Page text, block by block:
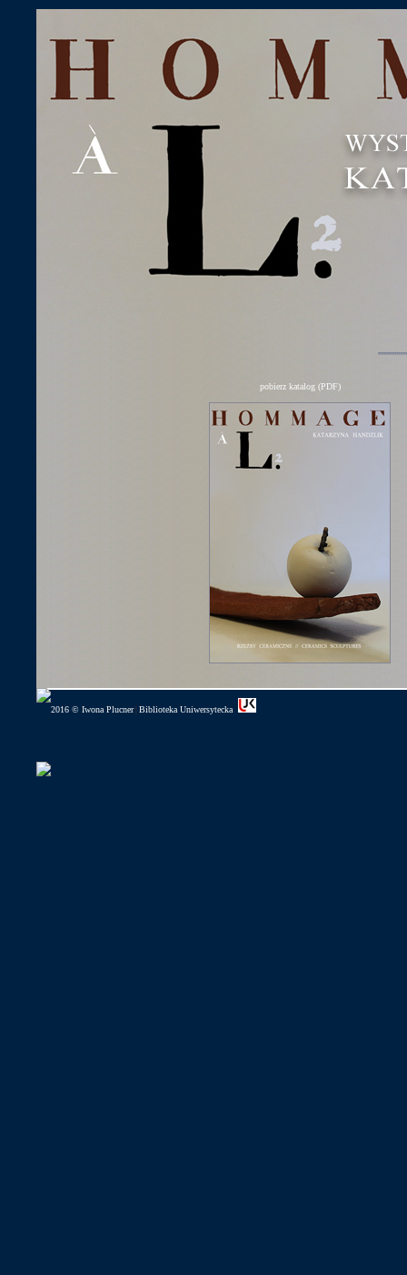
pobierz katalog (PDF)
2016 © Iwona Plucner| Biblioteka Uniwersytecka